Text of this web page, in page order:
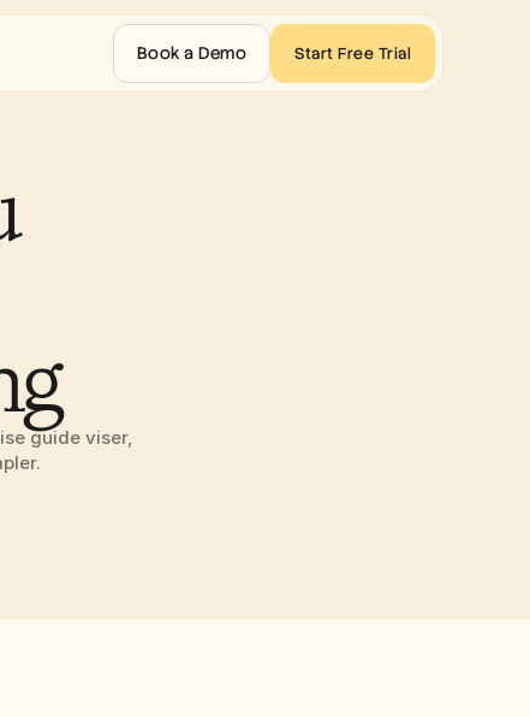
guide viser,
Book a Demo Start Free Trial